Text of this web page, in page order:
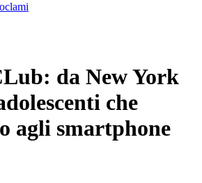
da New York
che
agli smartphone